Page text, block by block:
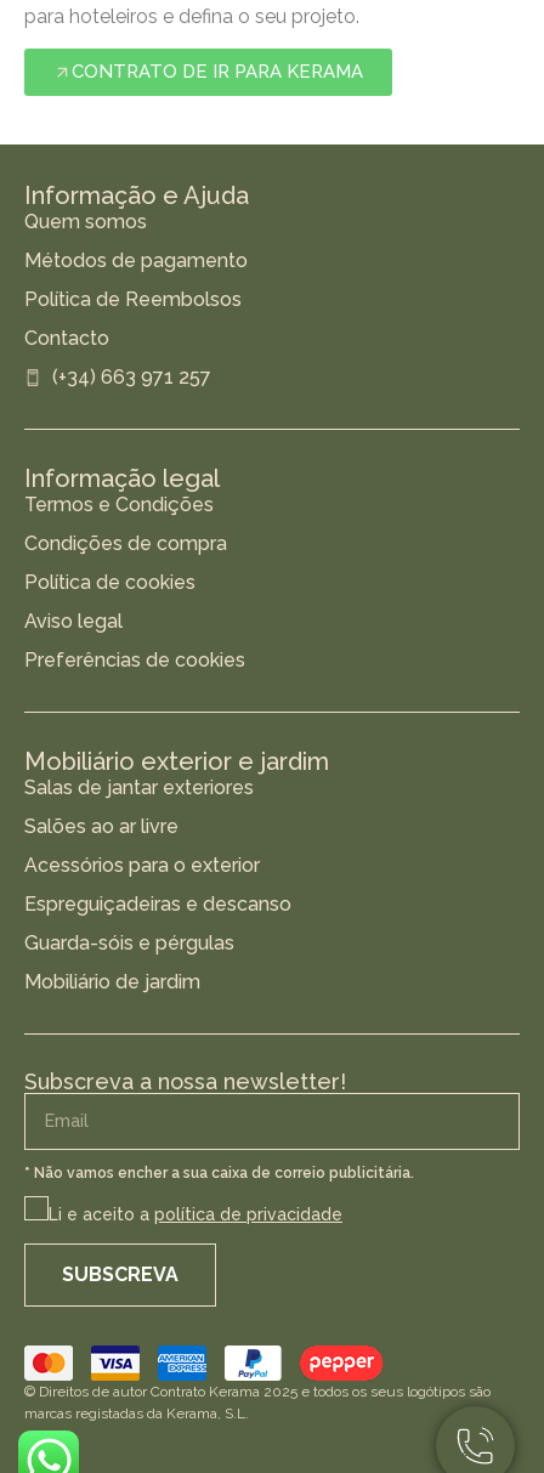
para hoteleiros e defina o seu projeto.
CONTRATO DE IR PARA KERAMA
Informação e Ajuda
Quem somos
Métodos de pagamento
Política de Reembolsos
Contacto
(+34) 663 971 257
Informação legal
Termos e Condições
Condições de compra
Política de cookies
Aviso legal
Preferências de cookies
Mobiliário exterior e jardim
Salas de jantar exteriores
Salões ao ar livre
Acessórios para o exterior
Espreguiçadeiras e descanso
Guarda-sóis e pérgulas
Mobiliário de jardim
Subscreva a nossa newsletter!
* Não vamos encher a sua caixa de correio publicitária.
Li e aceito a política de privacidade
SUBSCREVA
© Direitos de autor Contrato Kerama 2025 e todos os seus logótipos são
marcas registadas da Kerama, S.L.